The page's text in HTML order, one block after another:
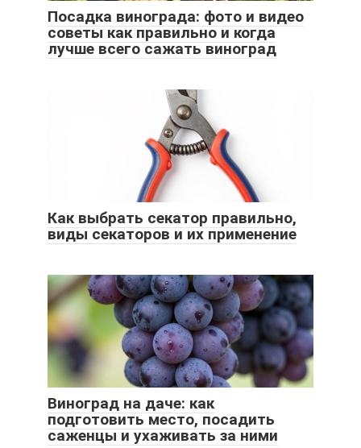
Посадка винограда: фото и видео
советы как правильно и когда
лучше всего сажать виноград
Как выбрать секатор правильно,
виды секаторов и их применение
Виноград на даче: как
подготовить место, посадить
саженцы и ухаживать за ними